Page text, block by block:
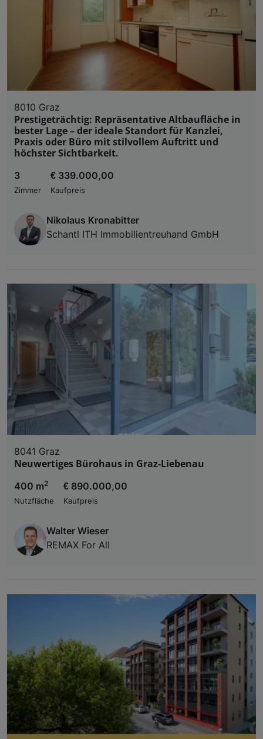
8010 Graz
Prestigeträchtig: Repräsentative Altbaufläche in
bester Lage – der ideale Standort für Kanzlei,
Praxis oder Büro mit stilvollem Auftritt und
höchster Sichtbarkeit.
3
Zimmer
€ 339.000,00
Kaufpreis
Nikolaus Kronabitter
Schantl ITH Immobilientreuhand GmbH
8041 Graz
Neuwertiges Bürohaus in Graz-Liebenau
400 m2
Nutzfläche
€ 890.000,00
Kaufpreis
Walter Wieser
REMAX For All